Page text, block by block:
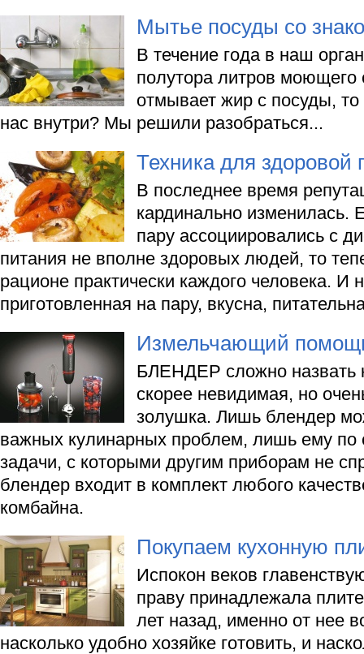
Мытье посуды со
В течение года в наш
полутора литров моющего
отмывает жир с посуды,
нас внутри? Мы решили разобраться...
Техника для здоровой
В последнее время
кардинально
пару ассоциировались с
питания не вполне здоровых людей, то
рационе практически каждого человека. И
приготовленная на пару, вкусна,
Измельчающий
БЛЕНДЕР сложно назвать
скорее невидимая, но
золушка. Лишь блендер
важных кулинарных проблем, лишь ему по
задачи, с которыми другим приборам не
блендер входит в комплект любого
комбайна.
Покупаем кухонную
Испокон веков
праву принадлежала
лет назад, именно от нее
насколько удобно хозяйке готовить, и